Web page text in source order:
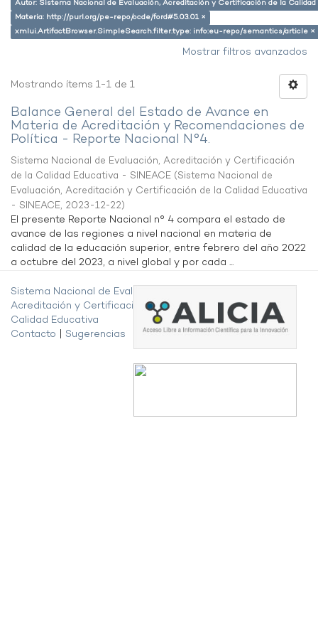
Autor: Sistema Nacional de Evaluación, Acreditación y Certificación de la
Materia: http://purl.org/pe-repo/ocde/ford#5.03.01 ×
xmlui.ArtifactBrowser.SimpleSearch.filter.type: info:eu-repo/semantics/article ×
Mostrar filtros avanzados
Mostrando ítems 1-1 de 1
Balance General del Estado de Avance en
Materia de Acreditación y Recomendaciones de
Política - Reporte Nacional N°4.
Sistema Nacional de Evaluación, Acreditación y Certificación
de la Calidad Educativa - SINEACE (Sistema Nacional de
Evaluación, Acreditación y Certificación de la Calidad Educativa
- SINEACE, 2023-12-22)
El presente Reporte Nacional n° 4 compara el estado de
avance de las regiones a nivel nacional en materia de
calidad de la educación superior, entre febrero del año 2022
a octubre del 2023, a nivel global y por cada ...
Sistema Nacional de Evaluación,
Acreditación y Certificación de la
Calidad Educativa
Contacto
Sugerencias